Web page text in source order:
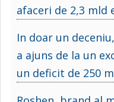
afaceri de 2,3 mld
In doar un
a ajuns de la un
un deficit de 250